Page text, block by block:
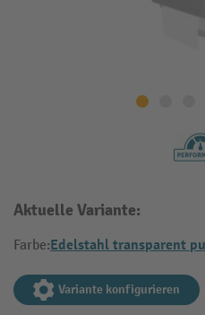
Aktuelle Variante:
Farbe:Edelstahl transparent
Variante konfigurieren